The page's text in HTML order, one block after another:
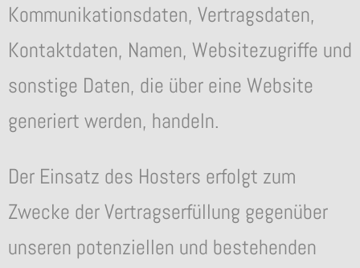
Kommunikationsdaten, Vertragsdaten,
Kontaktdaten, Namen, Websitezugriffe und
sonstige Daten, die über eine Website
generiert werden, handeln.
Der Einsatz des Hosters erfolgt zum
Zwecke der Vertragserfüllung gegenüber
unseren potenziellen und bestehenden